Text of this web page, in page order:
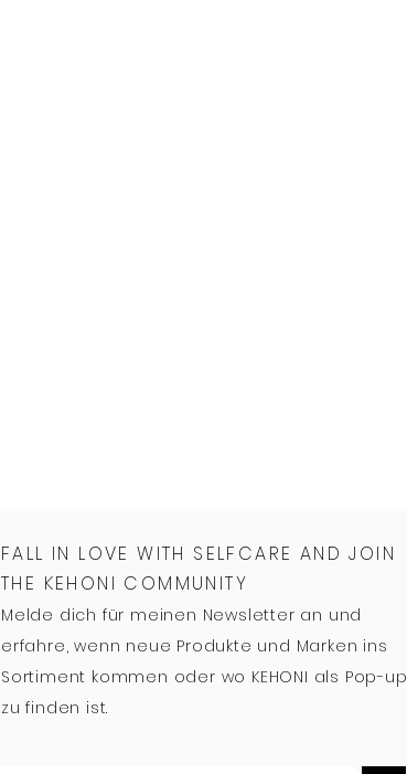
FALL IN LOVE WITH SELFCARE AND JOIN
THE KEHONI COMMUNITY
Melde dich für meinen Newsletter an und
erfahre, wenn neue Produkte und Marken ins
Sortiment kommen oder wo KEHONI als Pop-up
zu finden ist.